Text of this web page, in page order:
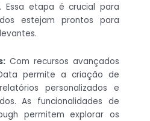
Essa etapa é crucial para
estejam prontos para
Com recursos avançados
permite a criação de
personalizados e
As funcionalidades de
permitem explorar os